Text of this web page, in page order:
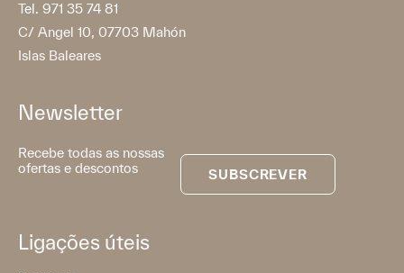
Tel. 971 35 74 81
C/ Angel 10, 07703 Mahón
Islas Baleares
Newsletter
Recebe todas as nossas
ofertas e descontos
SUBSCREVER
Ligações úteis